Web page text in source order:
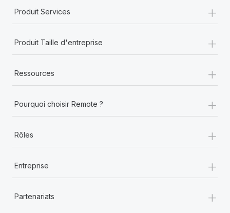
Produit Services +
Produit Taille d'entreprise +
Ressources +
Pourquoi choisir Remote ? +
Rôles +
Entreprise +
Partenariats +